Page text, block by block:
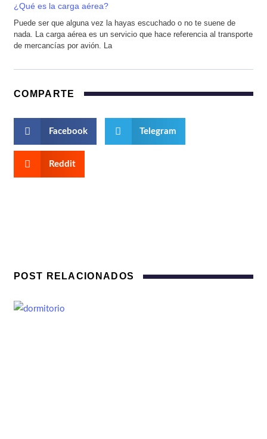
¿Qué es la carga aérea?
Puede ser que alguna vez la hayas escuchado o no te suene de
nada. La carga aérea es un servicio que hace referencia al transporte
de mercancías por avión. La
COMPARTE
Facebook Telegram
Reddit
POST RELACIONADOS